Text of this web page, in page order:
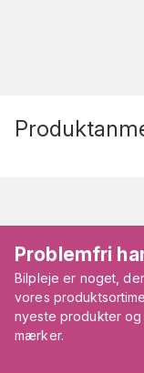
Problemfri
Bilpleje er noget,
vores
nyeste produkter
mærker.